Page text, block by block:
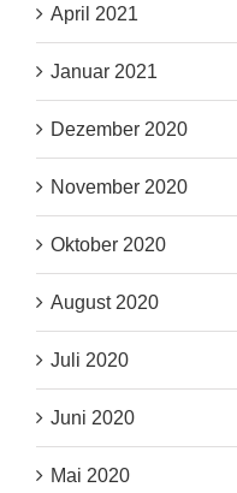
April 2021
Januar 2021
Dezember 2020
November 2020
Oktober 2020
August 2020
Juli 2020
Juni 2020
Mai 2020